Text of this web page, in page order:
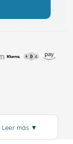
Leer más ▼